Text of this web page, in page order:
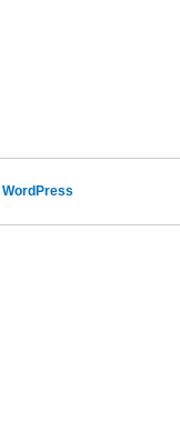
WordPress